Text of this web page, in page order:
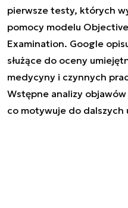
pierwsze testy, których
pomocy modelu
Examination. Google
służące do oceny
medycyny i czynnych
Wstępne analizy
co motywuje do dalszych